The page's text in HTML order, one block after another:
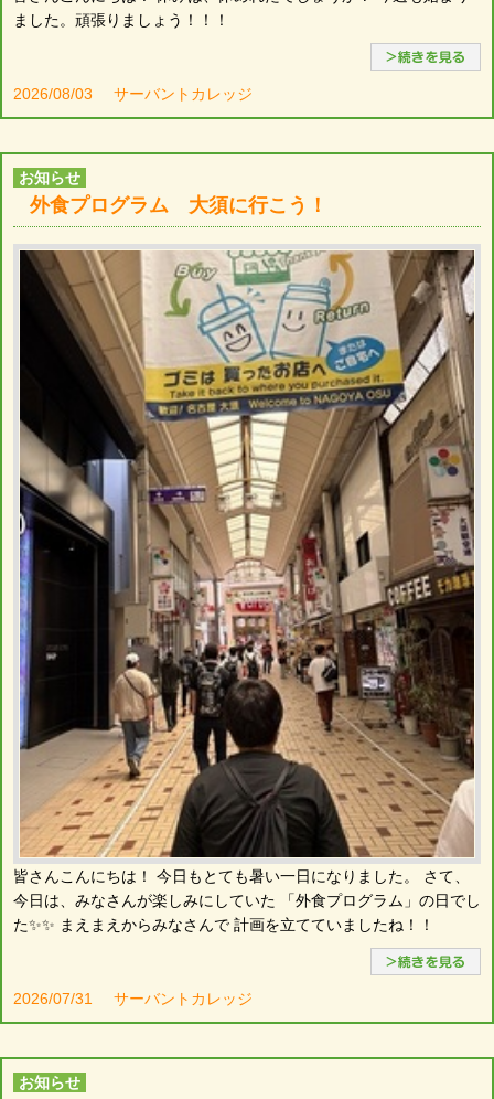
ました。頑張りましょう！！！
2026/08/03 サーバントカレッジ
お知らせ
外食プログラム 大須に行こう！
皆さんこんにちは！ 今日もとても暑い一日になりました。 さて、
今日は、みなさんが楽しみにしていた 「外食プログラム」の日でし
た✨✨ まえまえからみなさんで 計画を立てていましたね！！
2026/07/31 サーバントカレッジ
お知らせ